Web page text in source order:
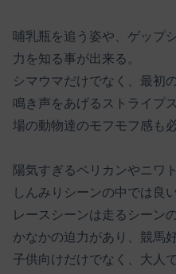
哺乳瓶を追う姿や、ゲップ
力を知る事が出来る。
シマウマだけでなく、最初
鳴き声をあげるストライプ
場の動物達のモフモフ感も必
陽気すぎるペリカンやニワ
しんみりシーンの中では良
レースシーンは走るシーン
かなかの迫力があり、競馬
子供向けだけでなく、大人